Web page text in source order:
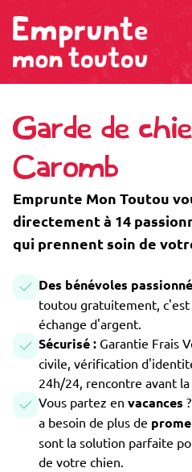
Garde de
Caromb
Emprunte Mon Toutou
directement à 14
qui prennent soin de
Des bénévoles
toutou gratuitement,
échange d'argent.
Sécurisé : Garantie Frais
civile, vérification
24h/24, rencontre avant la
Vous partez en vacances
a besoin de plus de
sont la solution parfaite
de votre chien.